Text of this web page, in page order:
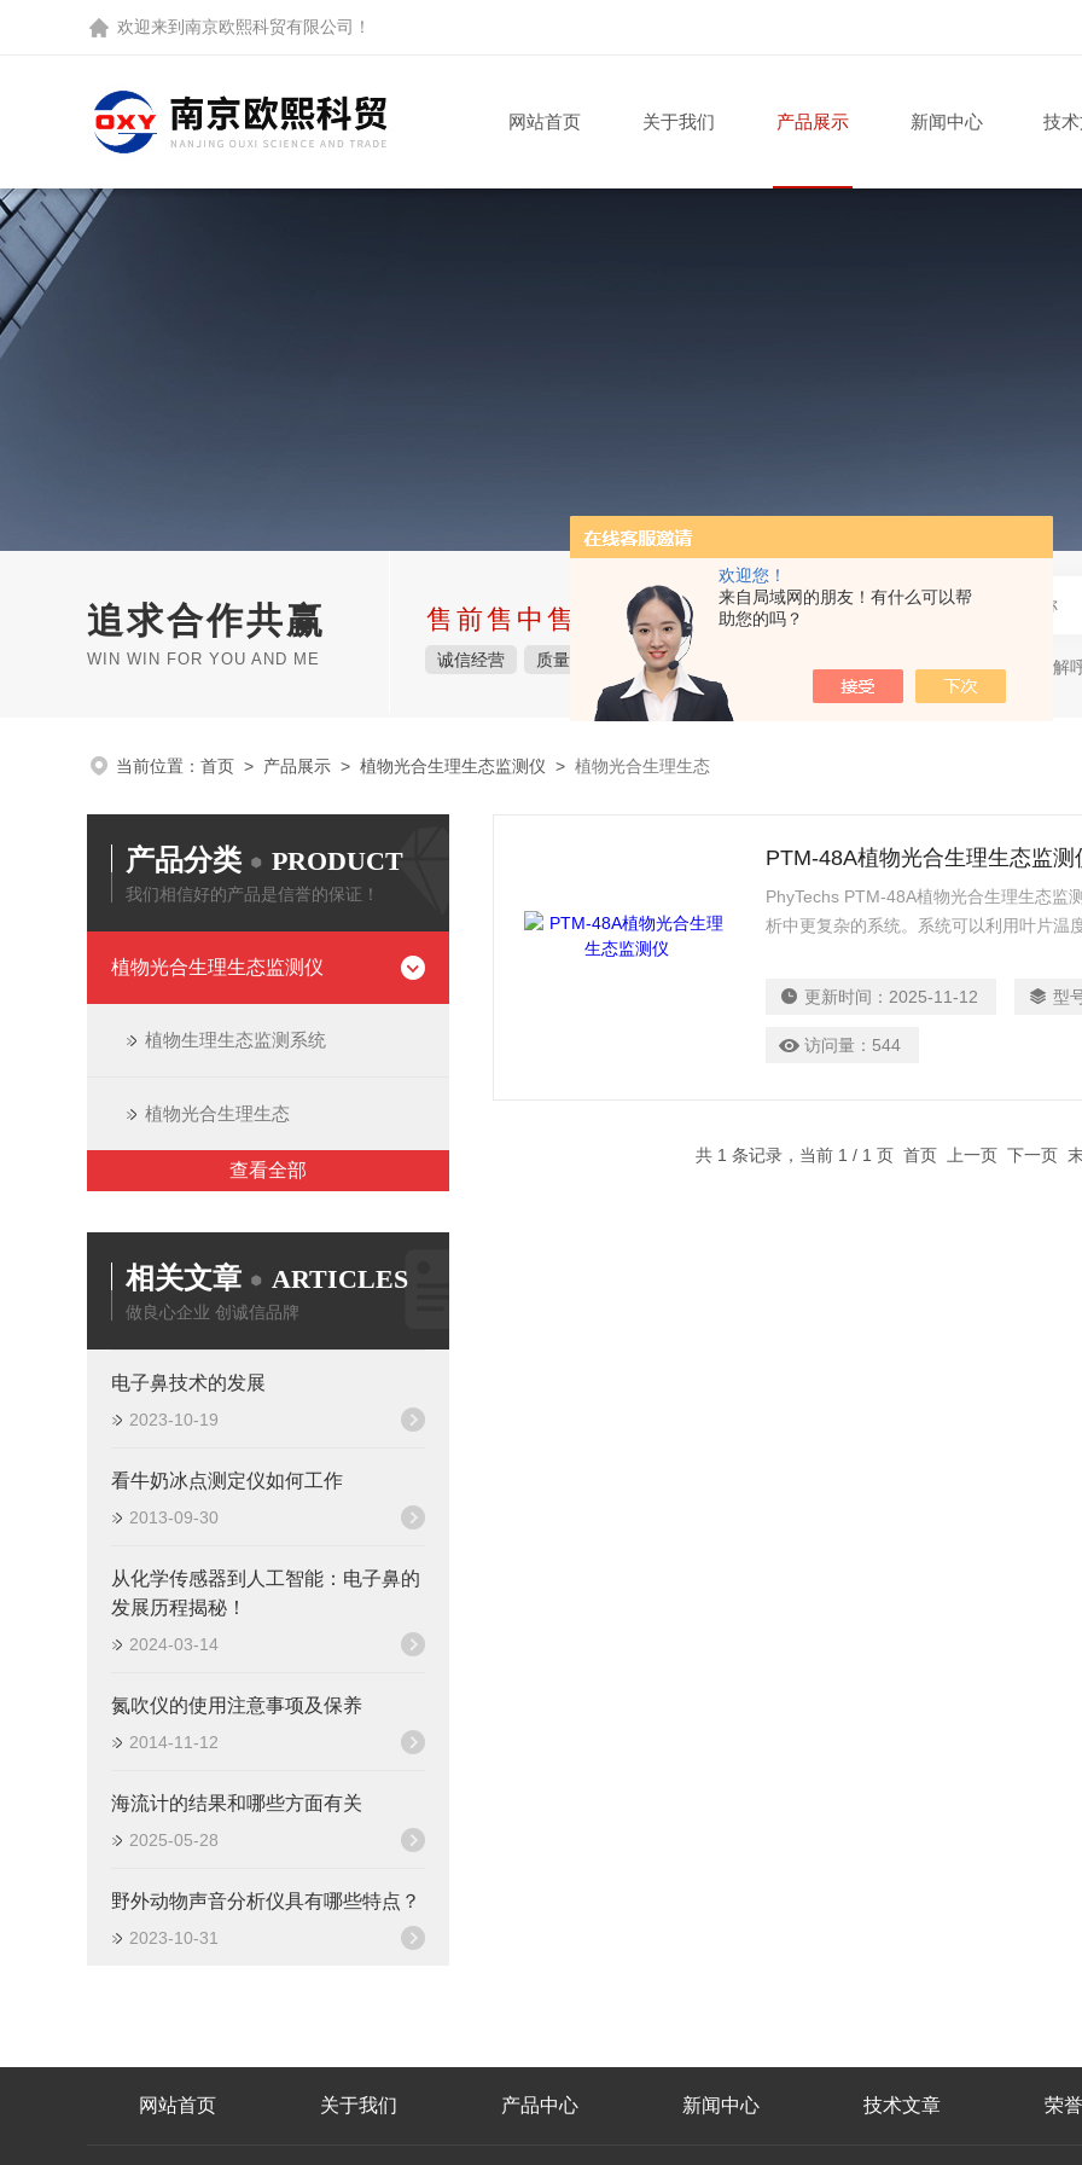
欢迎您！
来自局域网的朋友！有什么可以帮
助您的吗？
欢迎来到 南京欧熙科贸有限公司 ！
网站首页 关于我们 产品展示 新闻中心 技
追求合作共赢
WIN WIN FOR YOU AND ME
售前售中售后完整的服务体系
诚信经营 质量保障 价格合理 热门关键词：微生物降解呼吸仪，
当前位置： 首页 > 产品展示 > 植物光合生理生态监测仪 > 植物光合生理生态
产品分类 PRODUCT
我们相信好的产品是信誉的保证！
植物光合生理生态监测仪
植物生理生态监测系统
植物光合生理生态
查看全部
相关文章 ARTICLES
做良心企业 创诚信品牌
电子鼻技术的发展
2023-10-19
看牛奶冰点测定仪如何工作
2013-09-30
从化学传感器到人工智能：电子鼻的
发展历程揭秘！
2024-03-14
氮吹仪的使用注意事项及保养
2014-11-12
海流计的结果和哪些方面有关
2025-05-28
野外动物声音分析仪具有哪些特点？
2023-10-31
PTM-48A植物光合生理生态监测
PhyTechs PTM-48A植物光合生理生态监
析中更复杂的系统。系统可以利用叶片温
更新时间： 2025-11-12 型
访问量： 544
共 1 条记录，当前 1 / 1 页 首页 上一页 下一页
网站首页 关于我们 产品中心 新闻中心 技术文章 荣